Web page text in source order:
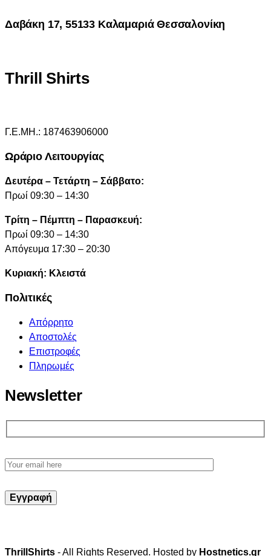
Δαβάκη 17, 55133 Καλαμαριά Θεσσαλονίκη
Thrill Shirts
Γ.Ε.ΜΗ.: 187463906000
Ωράριο Λειτουργίας
Δευτέρα – Τετάρτη – Σάββατο:
Πρωί 09:30 – 14:30
Τρίτη – Πέμπτη – Παρασκευή:
Πρωί 09:30 – 14:30
Απόγευμα 17:30 – 20:30
Κυριακή: Κλειστά
Πολιτικές
Απόρρητο
Αποστολές
Επιστροφές
Πληρωμές
Newsletter
ThrillShirts - All Rights Reserved. Hosted by Hostnetics.gr